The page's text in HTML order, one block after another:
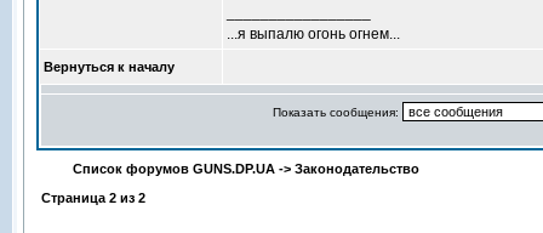
...я выпалю огонь огнем...
Вернуться к началу
Показать сообщения:
Список форумов GUNS.DP.UA -> Законодательство
Страница 2 из 2